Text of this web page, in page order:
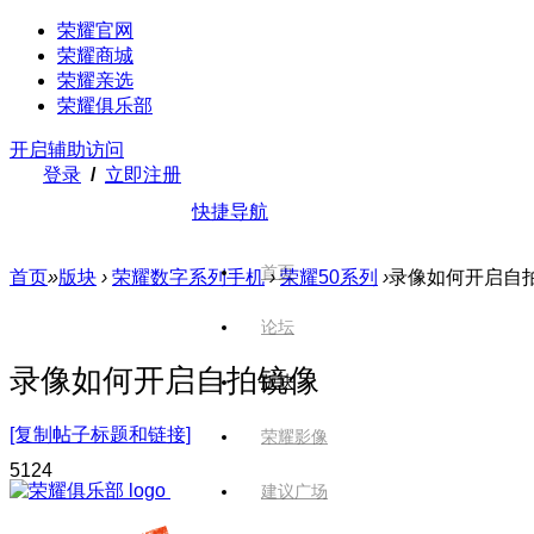
荣耀官网
荣耀商城
荣耀亲选
荣耀俱乐部
开启辅助访问
登录 / 立即注册
快捷导航
首页
论坛
版块
荣耀影像
建议广场
首页»版块 › 荣耀数字系列手机 › 荣耀50系列 ›录像如何开启自
录像如何开启自拍镜像
[复制帖子标题和链接]
5124